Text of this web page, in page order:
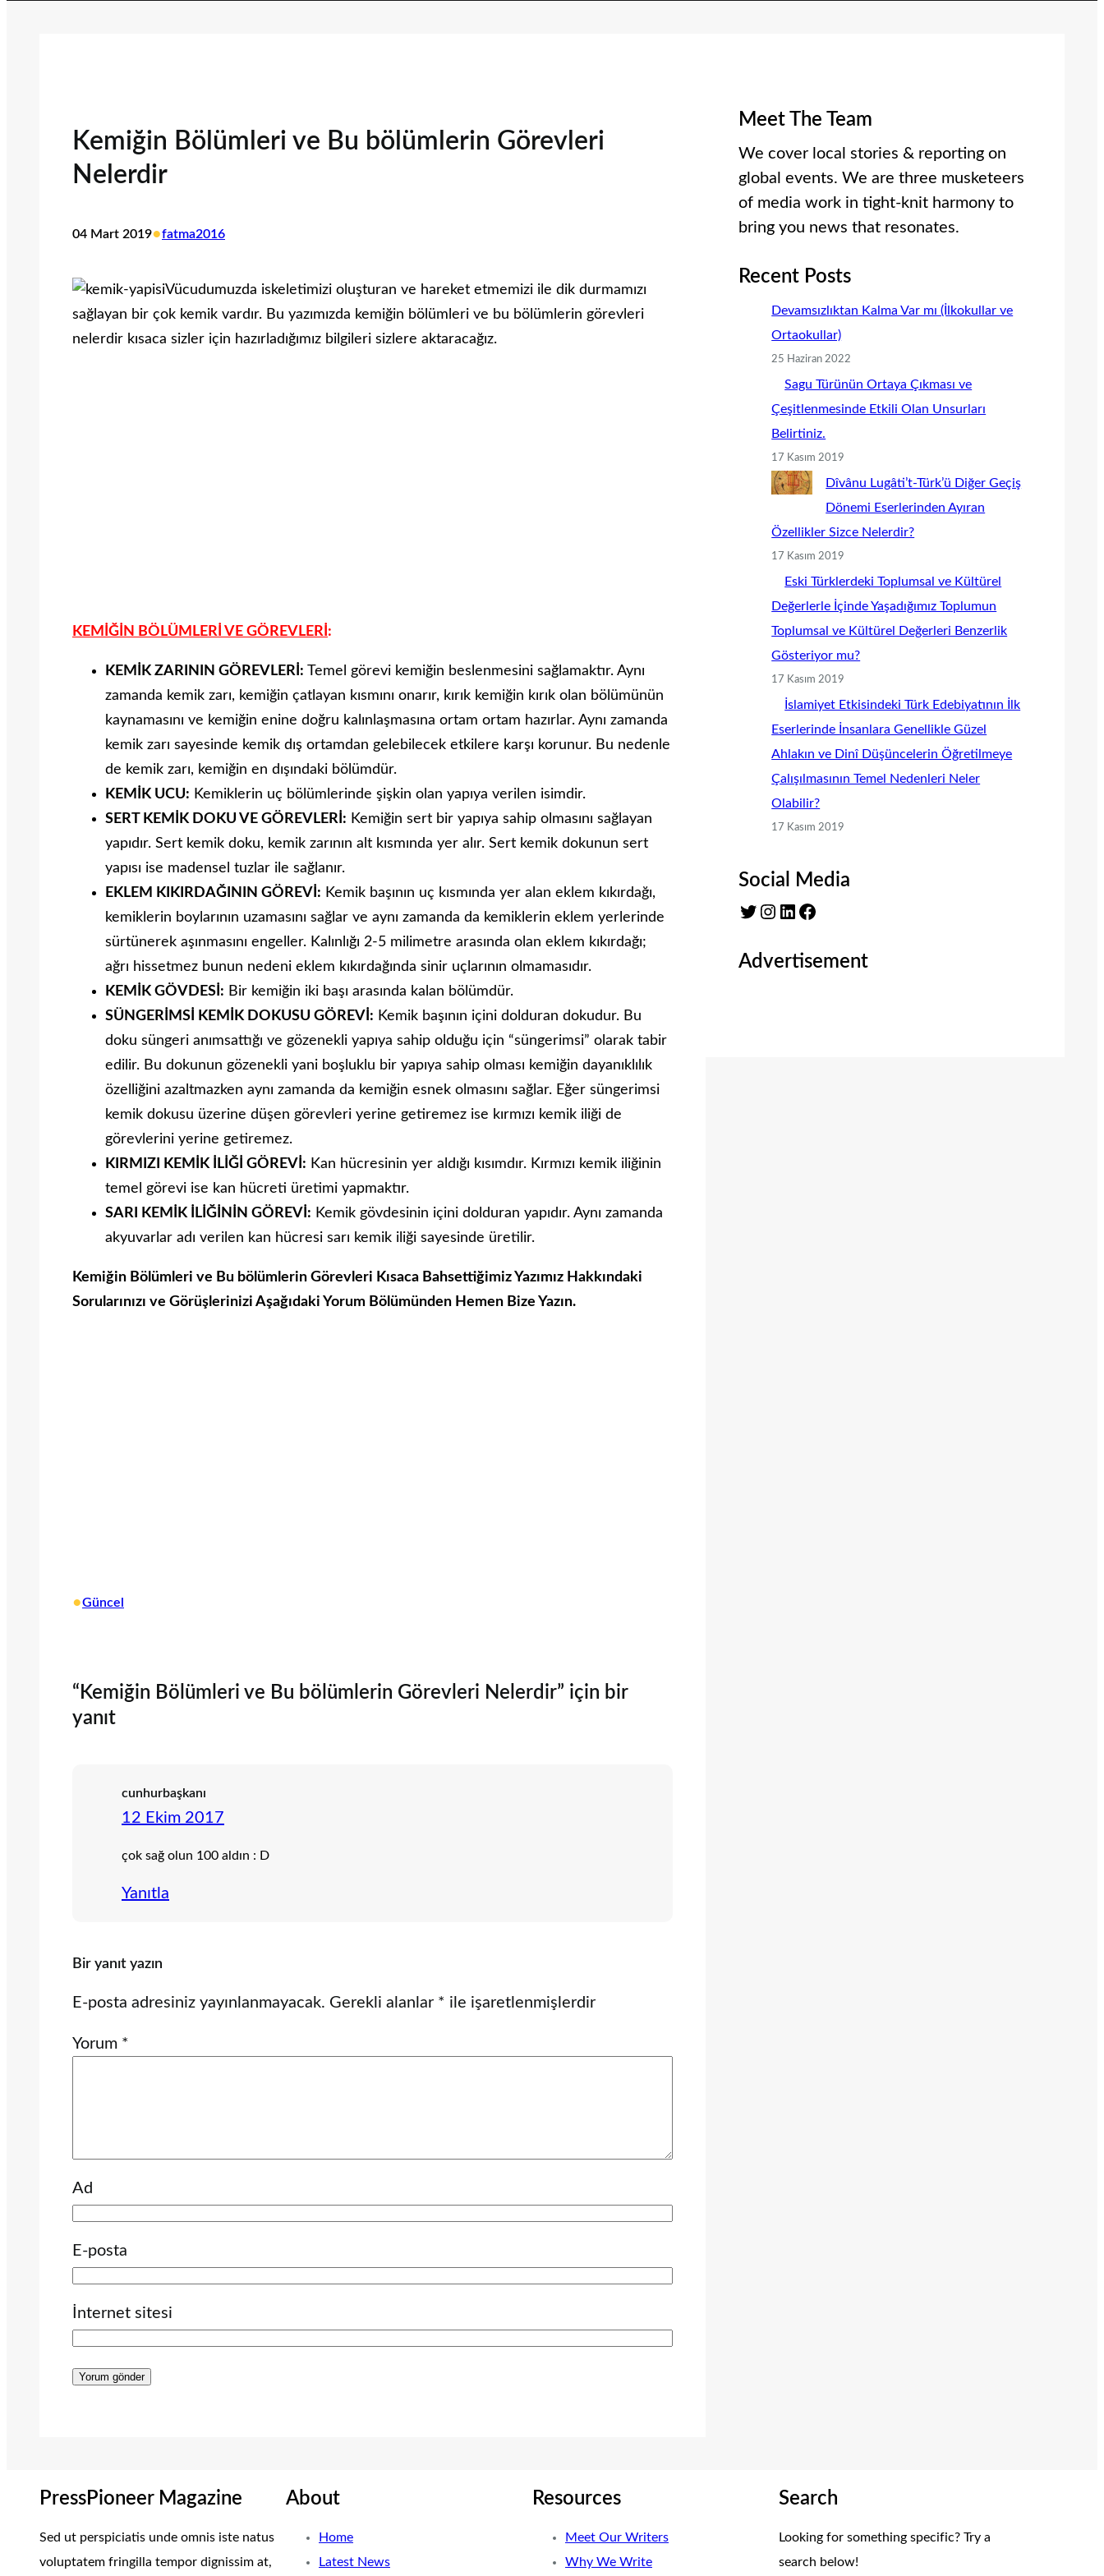
Kemiğin Bölümleri ve Bu bölümlerin Görevleri
Nelerdir
04 Mart 2019•fatma2016
Vücudumuzda iskeletimizi oluşturan ve hareket etmemizi ile dik durmamızı
sağlayan bir çok kemik vardır. Bu yazımızda kemiğin bölümleri ve bu bölümlerin görevleri
nelerdir kısaca sizler için hazırladığımız bilgileri sizlere aktaracağız.
KEMİĞİN BÖLÜMLERİ VE GÖREVLERİ :
KEMİK ZARININ GÖREVLERİ: Temel görevi kemiğin beslenmesini sağlamaktır. Aynı
zamanda kemik zarı, kemiğin çatlayan kısmını onarır, kırık kemiğin kırık olan bölümünün
kaynamasını ve kemiğin enine doğru kalınlaşmasına ortam ortam hazırlar. Aynı zamanda
kemik zarı sayesinde kemik dış ortamdan gelebilecek etkilere karşı korunur. Bu nedenle
de kemik zarı, kemiğin en dışındaki bölümdür.
KEMİK UCU: Kemiklerin uç bölümlerinde şişkin olan yapıya verilen isimdir.
SERT KEMİK DOKU VE GÖREVLERİ: Kemiğin sert bir yapıya sahip olmasını sağlayan
yapıdır. Sert kemik doku, kemik zarının alt kısmında yer alır. Sert kemik dokunun sert
yapısı ise madensel tuzlar ile sağlanır.
EKLEM KIKIRDAĞININ GÖREVİ: Kemik başının uç kısmında yer alan eklem kıkırdağı,
kemiklerin boylarının uzamasını sağlar ve aynı zamanda da kemiklerin eklem yerlerinde
sürtünerek aşınmasını engeller. Kalınlığı 2-5 milimetre arasında olan eklem kıkırdağı;
ağrı hissetmez bunun nedeni eklem kıkırdağında sinir uçlarının olmamasıdır.
KEMİK GÖVDESİ: Bir kemiğin iki başı arasında kalan bölümdür.
SÜNGERİMSİ KEMİK DOKUSU GÖREVİ: Kemik başının içini dolduran dokudur. Bu
doku süngeri anımsattığı ve gözenekli yapıya sahip olduğu için “süngerimsi” olarak tabir
edilir. Bu dokunun gözenekli yani boşluklu bir yapıya sahip olması kemiğin dayanıklılık
özelliğini azaltmazken aynı zamanda da kemiğin esnek olmasını sağlar. Eğer süngerimsi
kemik dokusu üzerine düşen görevleri yerine getiremez ise kırmızı kemik iliği de
görevlerini yerine getiremez.
KIRMIZI KEMİK İLİĞİ GÖREVİ: Kan hücresinin yer aldığı kısımdır. Kırmızı kemik iliğinin
temel görevi ise kan hücreti üretimi yapmaktır.
SARI KEMİK İLİĞİNİN GÖREVİ: Kemik gövdesinin içini dolduran yapıdır. Aynı zamanda
akyuvarlar adı verilen kan hücresi sarı kemik iliği sayesinde üretilir.
Kemiğin Bölümleri ve Bu bölümlerin Görevleri Kısaca Bahsettiğimiz Yazımız Hakkındaki
Sorularınızı ve Görüşlerinizi Aşağıdaki Yorum Bölümünden Hemen Bize Yazın.
•Güncel
“Kemiğin Bölümleri ve Bu bölümlerin Görevleri Nelerdir” için bir
yanıt
cunhurbaşkanı
12 Ekim 2017
çok sağ olun 100 aldın : D
Yanıtla
Bir yanıt yazın
E-posta adresiniz yayınlanmayacak. Gerekli alanlar * ile işaretlenmişlerdir
Yorum *
Ad
E-posta
İnternet sitesi
Meet The Team
We cover local stories & reporting on
global events. We are three musketeers
of media work in tight-knit harmony to
bring you news that resonates.
Recent Posts
Devamsızlıktan Kalma Var mı (İlkokullar ve
Ortaokullar)
25 Haziran 2022
Sagu Türünün Ortaya Çıkması ve
Çeşitlenmesinde Etkili Olan Unsurları
Belirtiniz.
17 Kasım 2019
Dîvânu Lugâti’t-Türk’ü Diğer Geçiş
Dönemi Eserlerinden Ayıran
Özellikler Sizce Nelerdir?
17 Kasım 2019
Eski Türklerdeki Toplumsal ve Kültürel
Değerlerle İçinde Yaşadığımız Toplumun
Toplumsal ve Kültürel Değerleri Benzerlik
Gösteriyor mu?
17 Kasım 2019
İslamiyet Etkisindeki Türk Edebiyatının İlk
Eserlerinde İnsanlara Genellikle Güzel
Ahlakın ve Dinî Düşüncelerin Öğretilmeye
Çalışılmasının Temel Nedenleri Neler
Olabilir?
17 Kasım 2019
Social Media
Twitter
Instagram LinkedIn Facebook
Advertisement
PressPioneer Magazine
Sed ut perspiciatis unde omnis iste natus
voluptatem fringilla tempor dignissim at,
About
Home
Latest News
Resources
Meet Our Writers
Why We Write
Search
Looking for something specific? Try a
search below!